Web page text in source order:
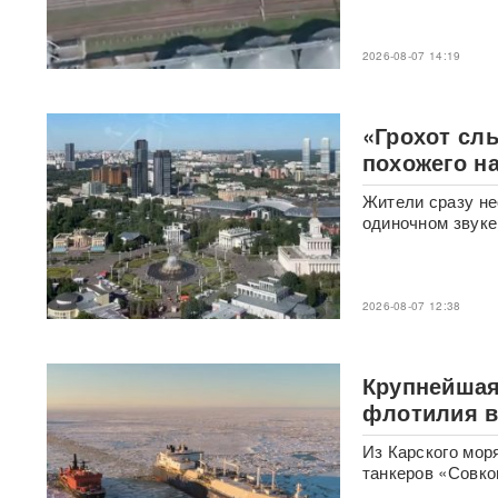
Единственный в России
завод тест-полосок для
диабетиков остановился
после уголовных дел против
«Это не провал»:
BadComedian объяснил,
почему на премьере
«Колобка» оказались пустые
кинозалы
Трамп запретил "родильный
туризм" в США
погибли в результате
310 баллов ЕГЭ — и без
бюджета: почему отличники
не смогли поступить в
топовые вузы
2026-08-07 14:19
«Грохот
похожего
Жители сразу
одиночном
2026-08-07 12:38
флотилия
Из Карского
танкеров